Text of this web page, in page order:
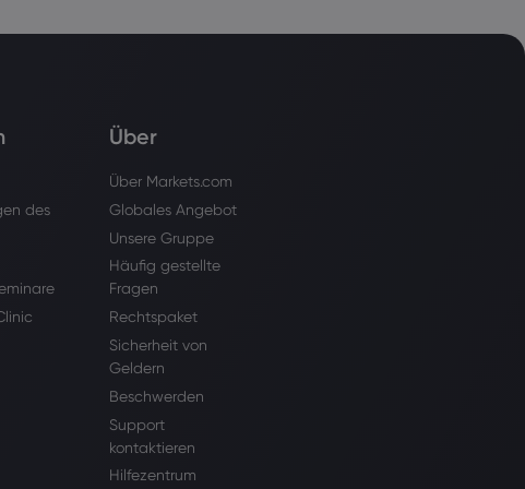
des
Über
Über Markets.com
Globales Angebot
Unsere Gruppe
Häufig gestellte
Fragen
Rechtspaket
Sicherheit von
Geldern
Beschwerden
Support
kontaktieren
Hilfezentrum